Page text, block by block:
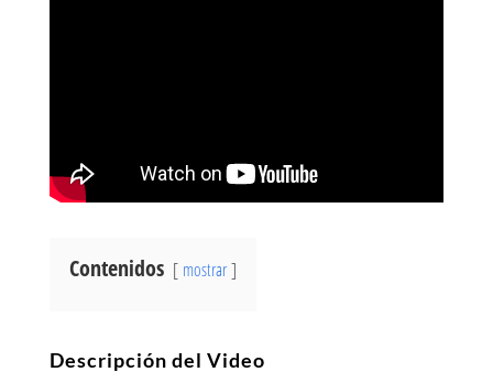
Contenidos mostrar
Descripción del Video